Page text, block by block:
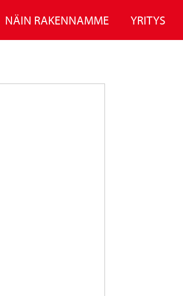
NÄIN RAKENNAMME YRITYS